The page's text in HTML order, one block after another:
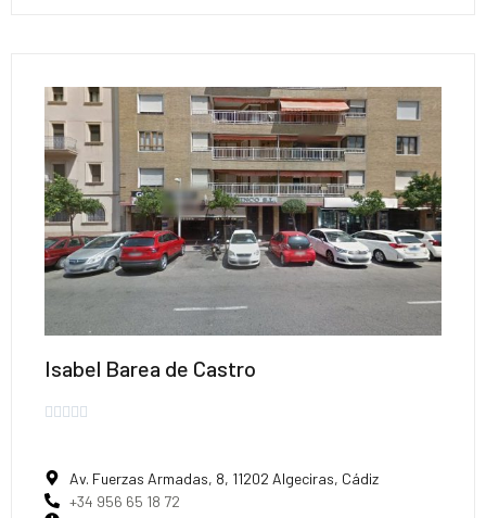
Isabel Barea de Castro

Av. Fuerzas Armadas, 8, 11202 Algeciras, Cádiz
+34 956 65 18 72